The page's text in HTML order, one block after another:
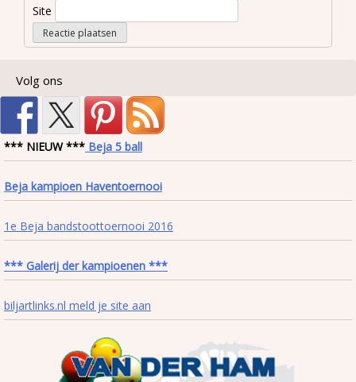
Site
Volg ons
*** NIEUW *** Beja 5 ball
Beja kampioen Haventoernooi
1e Beja bandstoottoernooi 2016
*** Galerij der kampioenen ***
biljartlinks.nl meld je site aan